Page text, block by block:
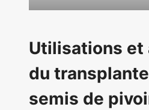
Utilisations et
du
semis de